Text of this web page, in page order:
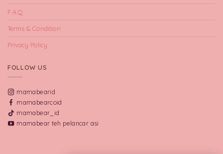
F.A.Q
Terms & Condition
Privacy Policy
FOLLOW US
mamabearid
mamabearcoid
mamabear_id
mamabear teh pelancar asi